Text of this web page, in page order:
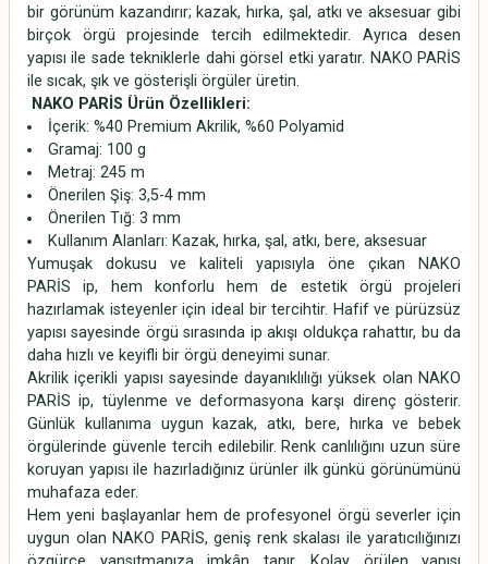
bir görünüm kazandırır; kazak, hırka, şal, atkı ve aksesuar gibi
birçok örgü projesinde tercih edilmektedir. Ayrıca desen
yapısı ile sade tekniklerle dahi görsel etki yaratır. NAKO PARİS
ile sıcak, şık ve gösterişli örgüler üretin.
NAKO PARİS Ürün Özellikleri:
İçerik: %40 Premium Akrilik, %60 Polyamid
Gramaj: 100 g
Metraj: 245 m
Önerilen Şiş: 3,5-4 mm
Önerilen Tığ: 3 mm
Kullanım Alanları: Kazak, hırka, şal, atkı, bere, aksesuar
Yumuşak dokusu ve kaliteli yapısıyla öne çıkan NAKO
PARİS
ip, hem konforlu hem de estetik örgü projeleri
hazırlamak isteyenler için ideal bir tercihtir. Hafif ve pürüzsüz
yapısı sayesinde örgü sırasında ip akışı oldukça rahattır, bu da
daha hızlı ve keyifli bir örgü deneyimi sunar.
Akrilik içerikli yapısı sayesinde dayanıklılığı yüksek olan NAKO
PARİS ip, tüylenme ve deformasyona karşı direnç gösterir.
Günlük kullanıma uygun kazak, atkı, bere, hırka ve bebek
örgülerinde güvenle tercih edilebilir. Renk canlılığını uzun süre
koruyan yapısı ile hazırladığınız ürünler ilk günkü görünümünü
muhafaza eder.
Hem yeni başlayanlar hem de profesyonel örgü severler için
uygun olan NAKO PARİS, geniş renk skalası ile yaratıcılığınızı